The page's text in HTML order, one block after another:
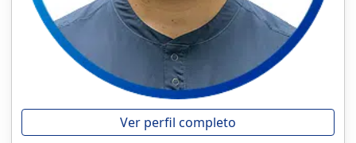
Ver perfil completo